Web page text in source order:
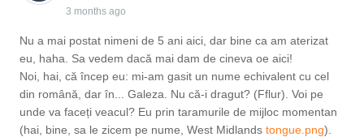
3 months ago
Nu a mai postat nimeni de 5 ani aici, dar bine ca am aterizat
eu, haha. Sa vedem dacă mai dam de cineva oe aici!
Noi, hai, că încep eu: mi-am gasit un nume echivalent cu cel
din română, dar în... Galeza. Nu că-i dragut? (Fflur). Voi pe
unde va faceți veacul? Eu prin taramurile de mijloc momentan
(hai, bine, sa le zicem pe nume, West Midlands tongue.png).